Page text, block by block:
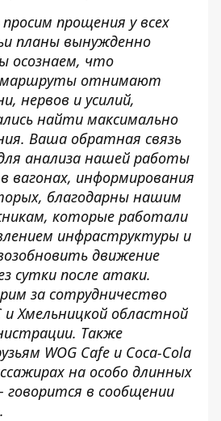
прощения у всех
планы вынужденно
осознаем, что
маршруты отнимают
нервов и усилий,
найти максимально
Ваша обратная связь
анализа нашей работы
вагонах, информирования
благодарны нашим
которые работали
инфраструктуры и
движение
сутки после атаки.
за сотрудничество
и Хмельницкой областной
Также
WOG Cafe и Coca-Cola
на особо длинных
в сообщении